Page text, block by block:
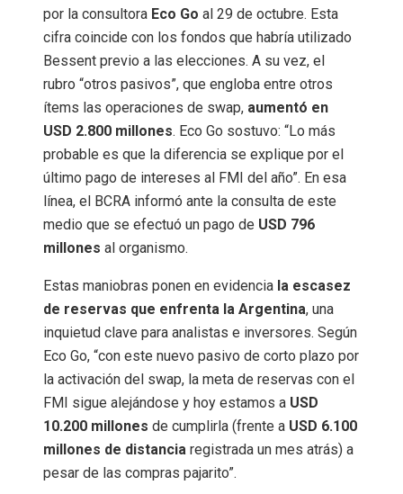
por la consultora Eco Go al 29 de octubre. Esta
cifra coincide con los fondos que habría utilizado
Bessent previo a las elecciones. A su vez, el
rubro “otros pasivos”, que engloba entre otros
ítems las operaciones de swap, aumentó en
USD 2.800 millones. Eco Go sostuvo: “Lo más
probable es que la diferencia se explique por el
último pago de intereses al FMI del año”. En esa
línea, el BCRA informó ante la consulta de este
medio que se efectuó un pago de USD 796
millones al organismo.
Estas maniobras ponen en evidencia la escasez
de reservas que enfrenta la Argentina, una
inquietud clave para analistas e inversores. Según
Eco Go, “con este nuevo pasivo de corto plazo por
la activación del swap, la meta de reservas con el
FMI sigue alejándose y hoy estamos a USD
10.200 millones de cumplirla (frente a USD 6.100
millones de distancia registrada un mes atrás) a
pesar de las compras pajarito”.